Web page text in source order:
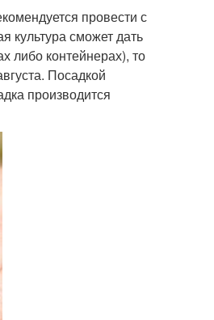
провести с
культура сможет дать
либо контейнерах), то
Посадкой
производится